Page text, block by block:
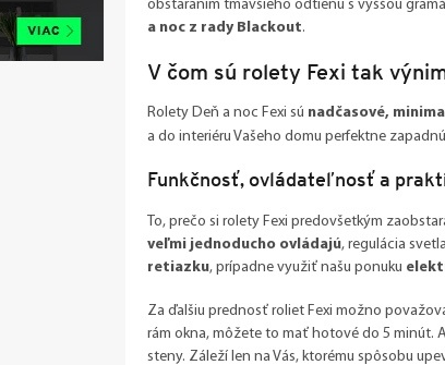
obstaraním tmavšieho odtieňu s vyššou
a noc z rady Blackout.
V čom sú rolety Fexi tak
Rolety Deň a noc Fexi sú nadčasové,
a do interiéru Vašeho domu perfektne
Funkčnosť, ovládateľnosť a
To, prečo si rolety Fexi predovšetkým
veľmi jednoducho ovládajú, regulácia
retiazku, prípadne využiť našu ponuku
Za ďalšiu prednosť roliet Fexi možno
rám okna, môžete to mať hotové do 5 minút.
steny. Záleží len na Vás, ktorému spôsobu